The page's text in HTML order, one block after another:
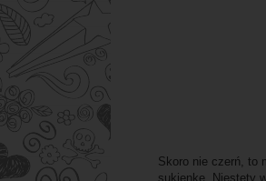
Skoro nie czerń, to
sukienkę, Niestety